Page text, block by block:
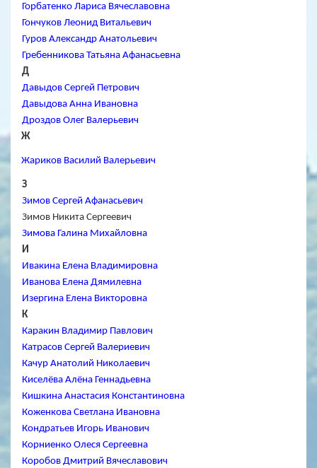
Горбатенко Лариса Вячеславовна
Гончуков Леонид Витальевич
Гуров Александр Анатольевич
Гребенникова Татьяна Афанасьевна
Д
Давыдов Сергей Петрович
Давыдова Анна Ивановна
Дроздов Олег Валерьевич
Ж
Жариков Василий Валерьевич
З
Зимов Сергей Афанасьевич
Зимов Никита Сергеевич
Зимова Галина Михайловна
И
Ивакина Елена Владимировна
Иванова Елена Дямилевна
Изергина Елена Викторовна
К
Каракин Владимир Павлович
Катрасов Сергей Валериевич
Качур Анатолий Николаевич
Киселёва Алёна Геннадьевна
Кишкина Анастасия Константиновна
Коженкова Светлана Ивановна
Кондратьев Игорь Иванович
Корниенко Олеся Сергеевна
Коробов Дмитрий Вячеславович